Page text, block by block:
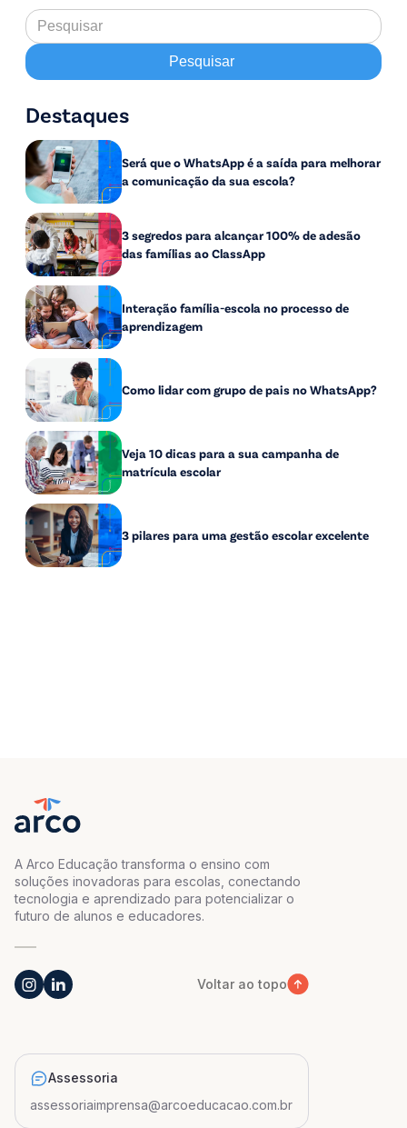
Destaques
Será que o WhatsApp é a saída para melhorar
a comunicação da sua escola?
3 segredos para alcançar 100% de adesão
das famílias ao ClassApp
Interação família-escola no processo de
aprendizagem
Como lidar com grupo de pais no WhatsApp?
Veja 10 dicas para a sua campanha de
matrícula escolar
3 pilares para uma gestão escolar excelente
A Arco Educação transforma o ensino com
soluções inovadoras para escolas, conectando
tecnologia e aprendizado para potencializar o
futuro de alunos e educadores.
Voltar ao topo
Assessoria
assessoriaimprensa@arcoeducacao.com.br